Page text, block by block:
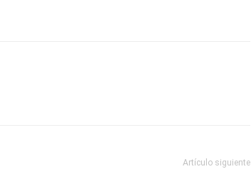
Artículo siguiente